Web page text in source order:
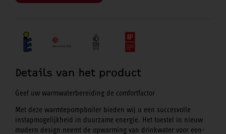
Details van het product
Geef uw warmwaterbereiding de comfortfactor
Met deze warmtepompboiler bieden wij u een succesvolle
instapmogelijkheid in duurzame energie. Het toestel in nieuw
modern design neemt de opwarming van drinkwater voor een-